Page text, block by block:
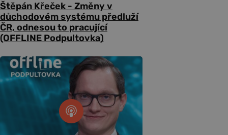
Štěpán Křeček - Změny v
důchodovém systému předluží
ČR, odnesou to pracující
(OFFLINE Podpultovka)